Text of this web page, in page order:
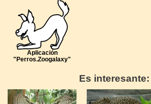
Aplicación
"Perros.Zoogalaxy"
Es interesante: